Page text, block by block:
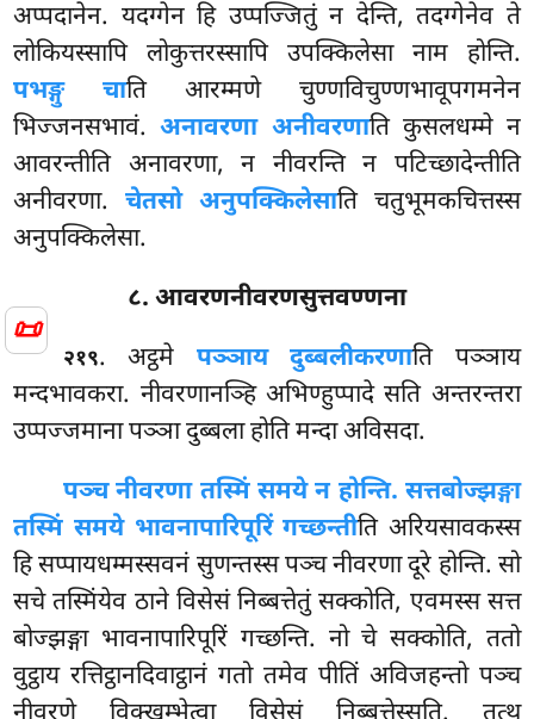
📜
अप्पदानेन. यदग्गेन हि उप्पज्जितुं न देन्ति, तदग्गेनेव ते
लोकियस्सापि लोकुत्तरस्सापि उपक्किलेसा नाम होन्ति.
पभङ्गु चाति आरम्मणे चुण्णविचुण्णभावूपगमनेन
भिज्जनसभावं.अनावरणा अनीवरणाति कुसलधम्मे न
आवरन्तीति अनावरणा, न नीवरन्ति न पटिच्छादेन्तीति
अनीवरणा.चेतसो अनुपक्किलेसाति चतुभूमकचित्तस्स
अनुपक्किलेसा.
८. आवरणनीवरणसुत्तवण्णना
२१९. अट्ठमे पञ्ञाय दुब्बलीकरणाति पञ्ञाय
मन्दभावकरा. नीवरणानञ्हि अभिण्हुप्पादे सति अन्तरन्तरा
उप्पज्जमाना पञ्ञा दुब्बला होति मन्दा अविसदा.
पञ्च नीवरणा तस्मिं समये न होन्ति. सत्तबोज्झङ्गा
तस्मिं समये भावनापारिपूरिं गच्छन्तीति अरियसावकस्स
हि सप्पायधम्मस्सवनं सुणन्तस्सपञ्च नीवरणा दूरे होन्ति. सो
सचे तस्मिंयेव ठाने विसेसं निब्बत्तेतुं सक्कोति, एवमस्स सत्त
बोज्झङ्गा भावनापारिपूरिं गच्छन्ति. नो चे सक्कोति, ततो
वुट्ठाय रत्तिट्ठानदिवाट्ठानं गतो तमेव पीतिं अविजहन्तो पञ्च